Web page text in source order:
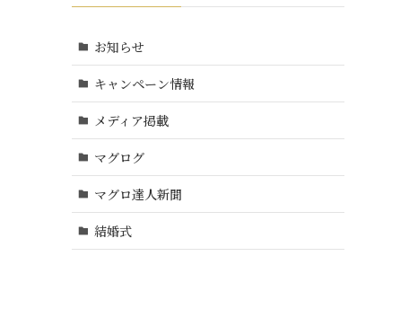
お知らせ
キャンペーン情報
メディア掲載
マグログ
マグロ達人新聞
結婚式